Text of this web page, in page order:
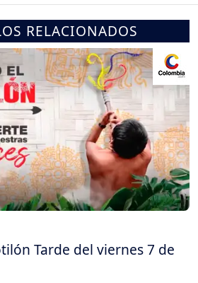
RELACIONADOS
Tarde del viernes 7 de